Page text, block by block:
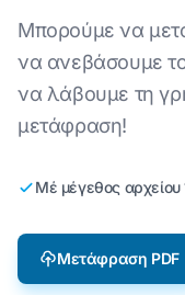
Μπορούμε να
να ανεβάσουμε
να λάβουμε τη
μετάφραση!
Μέ μέγεθος
Μετάφραση PDF